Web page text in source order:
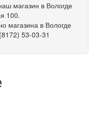
магазин в Вологде
100.
магазина в Вологде
53-03-31